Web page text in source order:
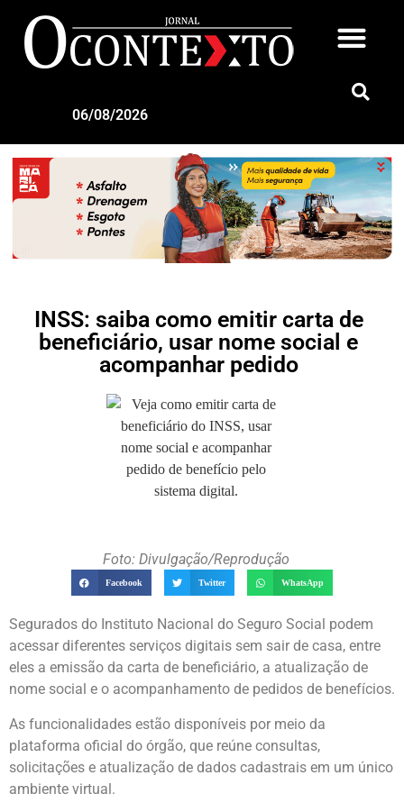
06/08/2026
INSS: saiba como emitir carta de
beneficiário, usar nome social e
acompanhar pedido
Foto: Divulgação/Reprodução
Facebook Twitter WhatsApp
Segurados do Instituto Nacional do Seguro Social podem
acessar diferentes serviços digitais sem sair de casa, entre
eles a emissão da carta de beneficiário, a atualização de
nome social e o acompanhamento de pedidos de benefícios.
As funcionalidades estão disponíveis por meio da
plataforma oficial do órgão, que reúne consultas,
solicitações e atualização de dados cadastrais em um único
ambiente virtual.